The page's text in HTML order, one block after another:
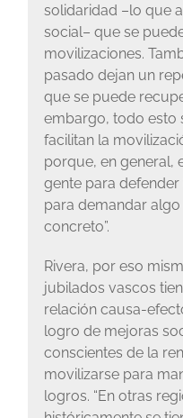
solidaridad –lo que
social– que se
movilizaciones.
pasado dejan un
que se puede
embargo, todo esto
facilitan la
porque, en general,
gente para
para demandar
concreto”.
Rivera, por eso
jubilados vascos
relación causa-
logro de mejoras
conscientes de la
movilizarse para
logros. “En otras